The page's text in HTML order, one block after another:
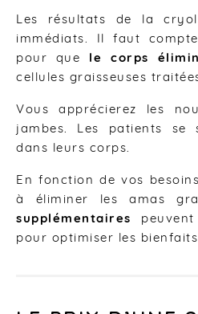
Les résultats de la
immédiats. Il faut
pour que le corps
cellules graisseuses
Vous apprécierez les
jambes. Les patients se
dans leurs corps.
En fonction de vos
à éliminer les amas
supplémentaires peuvent
pour optimiser les